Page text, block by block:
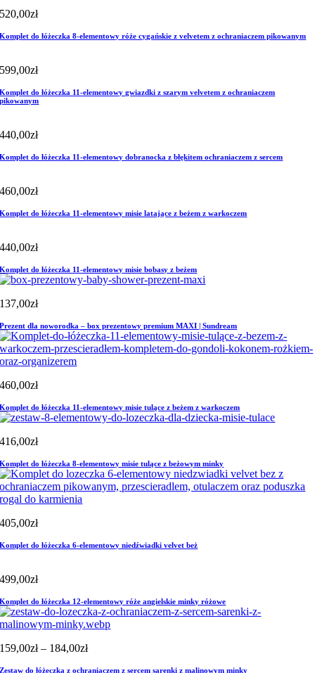
520,00zł
Komplet do łóżeczka 8-elementowy róże cygańskie z velvetem z ochraniaczem pikowanym
599,00zł
Komplet do łóżeczka 11-elementowy gwiazdki z szarym velvetem z ochraniaczem
pikowanym
440,00zł
Komplet do łóżeczka 11-elementowy dobranocka z błękitem ochraniaczem z sercem
460,00zł
Komplet do łóżeczka 11-elementowy misie latające z beżem z warkoczem
440,00zł
Komplet do łóżeczka 11-elementowy misie bobasy z beżem
137,00zł
Prezent dla noworodka – box prezentowy premium MAXI | Sundream
460,00zł
Komplet do łóżeczka 11-elementowy misie tulące z beżem z warkoczem
416,00zł
Komplet do łóżeczka 8-elementowy misie tulące z beżowym minky
405,00zł
Komplet do łóżeczka 6-elementowy niedźwiadki velvet beż
499,00zł
Komplet do łóżeczka 12-elementowy róże angielskie minky różowe
159,00zł – 184,00złZakres
Zestaw do łóżeczka z ochraniaczem z sercem sarenki z malinowym minky